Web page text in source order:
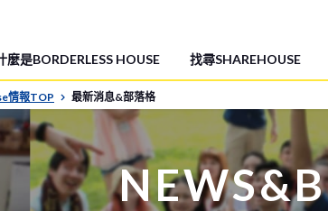
麼是BORDERLESS HOUSE 找尋SHAREHOUSE
情報TOP 最新消息&部落格